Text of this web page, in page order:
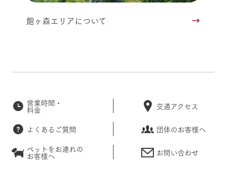
館ヶ森エリアについて
営業時間・
料金 交通アクセス
よくあるご質問
団体のお客様へ
ペットをお連れの
お客様へ お問い合わせ